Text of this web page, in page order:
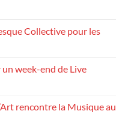
Collective pour les
week-end de Live
rencontre la Musique au